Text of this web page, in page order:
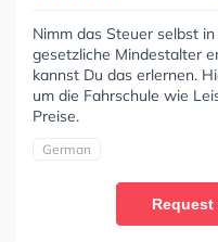
Nimm das Steuer selbst
gesetzliche Mindestalter
kannst Du das erlernen.
um die Fahrschule wie
Preise.
German